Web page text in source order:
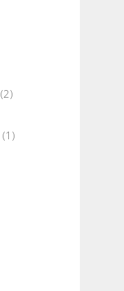
(2)
(1)